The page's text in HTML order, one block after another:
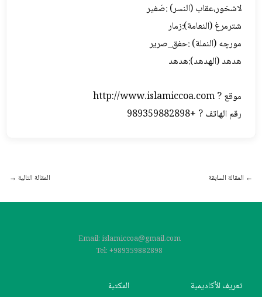
لاشخور،عقاب (النسر) :صَفیر
شترمرغ (النعامة):زمار
مورچه (النملة) :حفق_صریر
هدهد (الهدهد):هدهد
موقع ? http://www.islamiccoa.com
رقم الهاتف ? +989359882898
Post navigation
← المقالة السابقة المقالة التالية →
Email: islamiccoa@gmail.com
Tel: +989359882898
تعریف الأکادیمیة
المکتبة